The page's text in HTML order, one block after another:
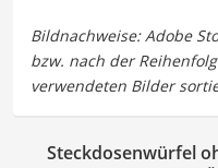
Steckdosenwürfel